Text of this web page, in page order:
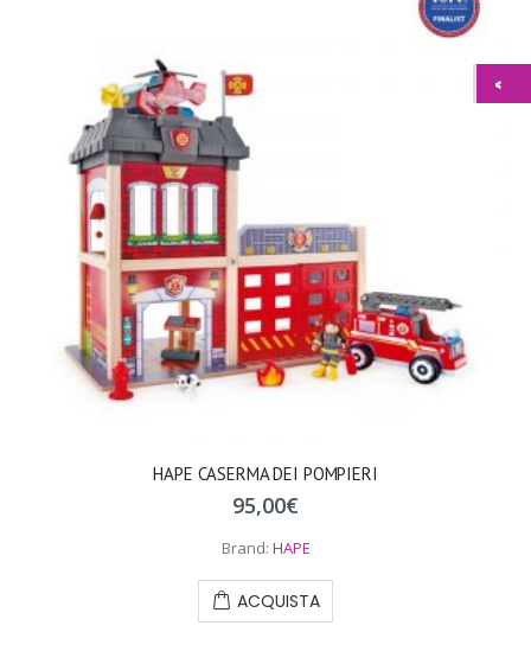
HAPE CASERMA DEI POMPIERI
95,00€
Brand: HAPE
ACQUISTA